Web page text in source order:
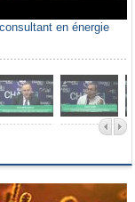
en énergie